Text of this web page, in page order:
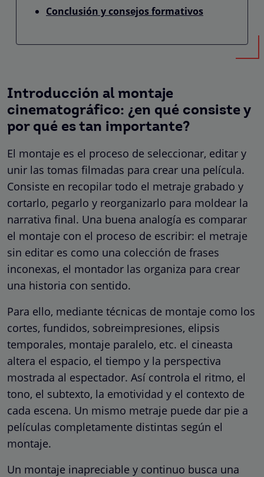
Conclusión y consejos formativos
Introducción al montaje
cinematográfico: ¿en qué consiste y
por qué es tan importante?
El montaje es el proceso de seleccionar, editar y
unir las tomas filmadas para crear una película.
Consiste en recopilar todo el metraje grabado y
cortarlo, pegarlo y reorganizarlo para moldear la
narrativa final. Una buena analogía es comparar
el montaje con el proceso de escribir: el metraje
sin editar es como una colección de frases
inconexas, el montador las organiza para crear
una historia con sentido.
Para ello, mediante técnicas de montaje como los
cortes, fundidos, sobreimpresiones, elipsis
temporales, montaje paralelo, etc. el cineasta
altera el espacio, el tiempo y la perspectiva
mostrada al espectador. Así controla el ritmo, el
tono, el subtexto, la emotividad y el contexto de
cada escena. Un mismo metraje puede dar pie a
películas completamente distintas según el
montaje.
Un montaje inapreciable y continuo busca una